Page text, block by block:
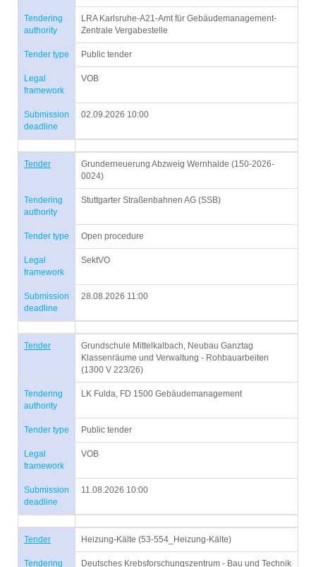
Tendering
authority
LRA Karlsruhe-A21-Amt für Gebäudemanagement-
Zentrale Vergabestelle
Tender type Public tender
Legal
framework
VOB
Submission
deadline
02.09.2026 10:00
Tender
Grunderneuerung Abzweig Wernhalde (150-2026-
0024)
Tendering
authority
Stuttgarter Straßenbahnen AG (SSB)
Tender type Open procedure
Legal
framework
SektVO
Submission
deadline
28.08.2026 11:00
Tender
Grundschule Mittelkalbach, Neubau Ganztag
Klassenräume und Verwaltung - Rohbauarbeiten
(1300 V 223/26)
Tendering
authority
LK Fulda, FD 1500 Gebäudemanagement
Tender type Public tender
Legal
framework
VOB
Submission
deadline
11.08.2026 10:00
Tender Heizung-Kälte (53-554_Heizung-Kälte)
Tendering
Deutsches Krebsforschungszentrum - Bau und Technik